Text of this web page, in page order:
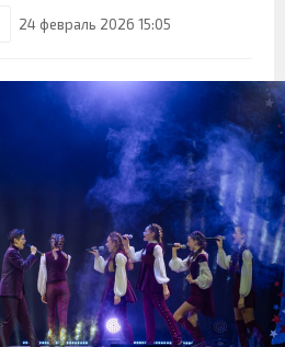
24 февраль 2026 15:05